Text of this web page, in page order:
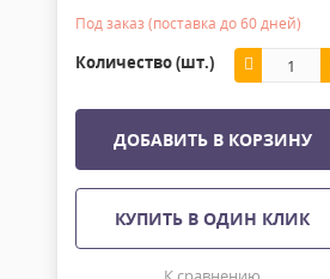
Под заказ (поставка до 60 дней)
Количество (шт.)
ДОБАВИТЬ В КОРЗИНУ
КУПИТЬ В ОДИН КЛИК